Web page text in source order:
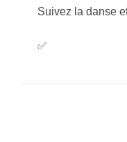
Suivez la danse
✅